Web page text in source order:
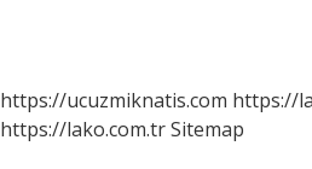
https://ucuzmiknatis.com https://
https://lako.com.trSitemap